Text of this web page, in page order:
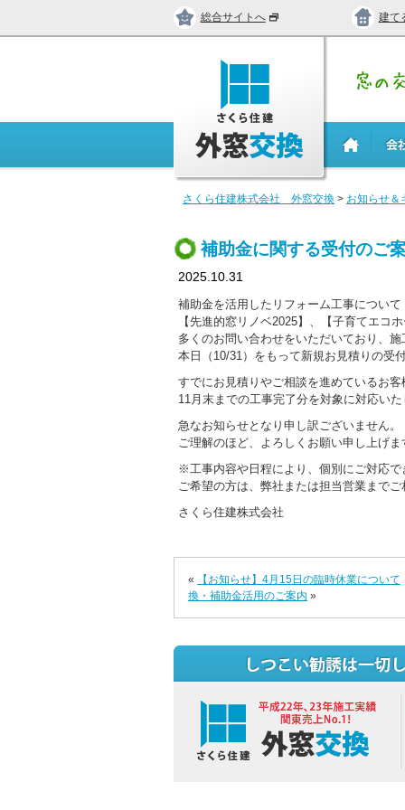
総合サイトへ 建て
さくら住建株式会社 外窓交換 > お知らせ＆
補助金に関する受付のご
2025.10.31
補助金を活用したリフォーム工事について
【先進的窓リノベ2025】、【子育てエコ
多くのお問い合わせをいただいており、施
本日（10/31）をもって新規お見積りの受
すでにお見積りやご相談を進めているお客
11月末までの工事完了分を対象に対応いた
急なお知らせとなり申し訳ございません。
ご理解のほど、よろしくお願い申し上げま
※工事内容や日程により、個別にご対応で
ご希望の方は、弊社または担当営業までご
さくら住建株式会社
« 【お知らせ】4月15日の臨時休業について
換・補助金活用のご案内 »